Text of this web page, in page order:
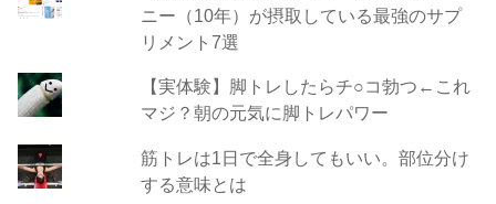
ニー（10年）が摂取している最強のサプ
リメント7選
【実体験】脚トレしたらチ○コ勃つ←これ
マジ？朝の元気に脚トレパワー
筋トレは1日で全身してもいい。部位分け
する意味とは